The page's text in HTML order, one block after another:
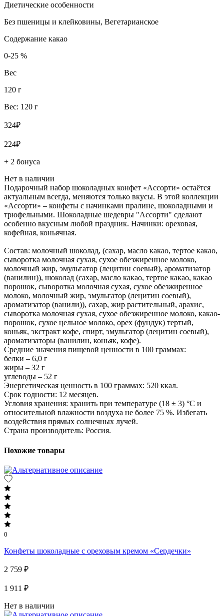
Диетические особенности
Без пшеницы и клейковины, Вегетарианское
Содержание какао
0-25 %
Вес
120 г
Вес: 120 г
324₽
224₽
+ 2 бонуса
Нет в наличии
Подарочный набор шоколадных конфет «Ассорти» остаётся
актуальным всегда, меняются только вкусы. В этой коллекции
«Ассорти» – конфеты с начинками пралине, шоколадными и
трюфельными. Шоколадные шедевры "Ассорти" сделают
особенно вкусным любой праздник. Начинки: ореховая,
кофейная, коньячная.
Состав: молочный шоколад, (сахар, масло какао, тертое какао,
сыворотка молочная сухая, сухое обезжиренное молоко,
молочный жир, эмульгатор (лецитин соевый), ароматизатор
(ванилин)), шоколад (сахар, масло какао, тертое какао, какао
порошок, сыворотка молочная сухая, сухое обезжиренное
молоко, молочный жир, эмульгатор (лецитин соевый),
ароматизатор (ванили)), сахар, жир растительный, арахис,
сыворотка молочная сухая, сухое обезжиренное молоко, какао-
порошок, сухое цельное молоко, орех (фундук) тертый,
коньяк, экстракт кофе, спирт, эмульгатор (лецитин соевый),
ароматизаторы (ванилин, коньяк, кофе).
Средние значения пищевой ценности в 100 граммах:
белки – 6,0 г
жиры – 32 г
углеводы – 52 г
Энергетическая ценность в 100 граммах: 520 ккал.
Срок годности: 12 месяцев.
Условия хранения: хранить при температуре (18 ± 3) °C и
относительной влажности воздуха не более 75 %. Избегать
воздействия прямых солнечных лучей.
Страна производитель: Россия.
Похожие товары
0
Конфеты шоколадные с ореховым кремом «Сердечки»
2 759 ₽
1 911 ₽
Нет в наличии